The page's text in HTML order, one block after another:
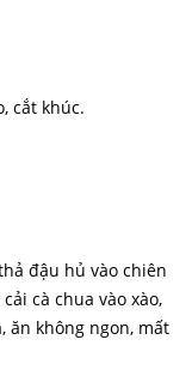
cắt khúc.
đậu hủ vào chiên
cà chua vào xào,
ăn không ngon, mất